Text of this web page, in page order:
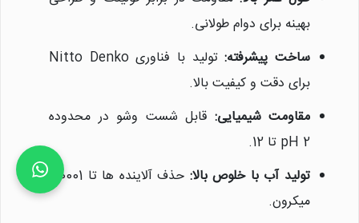
بهینه برای دوام طولانی.
ساخت پیشرفته:
تولید با فناوری Nitto Denko
برای دقت و کیفیت بالا.
مقاومت شیمیایی: قابل شست وشو در محدوده
pH 2 تا 12.
تولید آب با خلوص بالا:
حذف آلاینده ها تا 0.0001
میکرون.